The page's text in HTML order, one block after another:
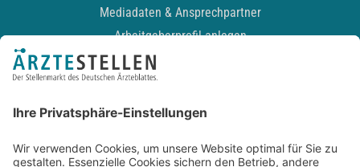
Mediadaten & Ansprechpartner
Arbeitgeberprofil anlegen
Recruiting-Podcast
Kontakt